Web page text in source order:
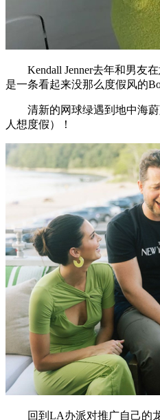
Kendall Jenner去年和男友在
是一条看起来没那么度假风的
清新的网球绿遇到地中海蔚
人想度假）！
回到LA办派对推广自己的龙